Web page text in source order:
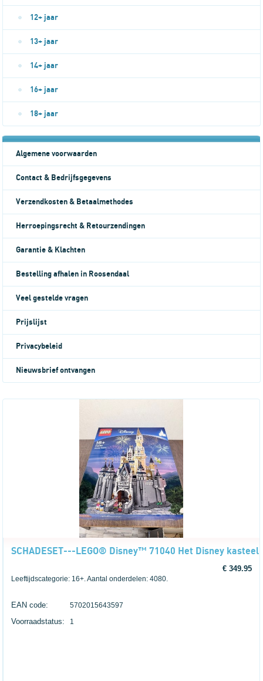
12+ jaar
13+ jaar
14+ jaar
16+ jaar
18+ jaar
Algemene voorwaarden
Contact & Bedrijfsgegevens
Verzendkosten & Betaalmethodes
Herroepingsrecht & Retourzendingen
Garantie & Klachten
Bestelling afhalen in Roosendaal
Veel gestelde vragen
Prijslijst
Privacybeleid
Nieuwsbrief ontvangen
SCHADESET---LEGO® Disney™ 71040 Het Disney
€ 349.95
Leeftijdscategorie: 16+. Aantal onderdelen: 4080.
EAN code: 5702015643597
Voorraadstatus: 1